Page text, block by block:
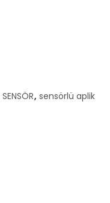
SENSÖR, sensörlü aplik